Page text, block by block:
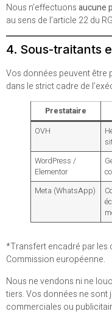
Nous n’effectuonsaucune
au sens de l’article 22 du
4. Sous-traitants
Vos données peuvent être
dans le strict cadre de
Prestataire
OVH
WordPress /
Elementor
Meta (WhatsApp)
*Transfert encadré par les
Commission européenne.
Nous ne vendons ni ne
tiers. Vos données ne sont
commerciales ou